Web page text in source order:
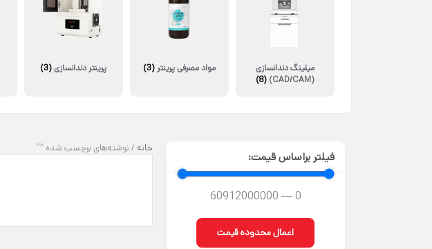
میلینگ دندانسازی
(CAD/CAM)
(8)
مواد مصرفی پرینتر(3) پرینتر دندانسازی(3)
فیلتر براساس قیمت:
0
—
60912000000
اعمال محدوده قیمت
خانه / نوشته‌های برچسب شده “”